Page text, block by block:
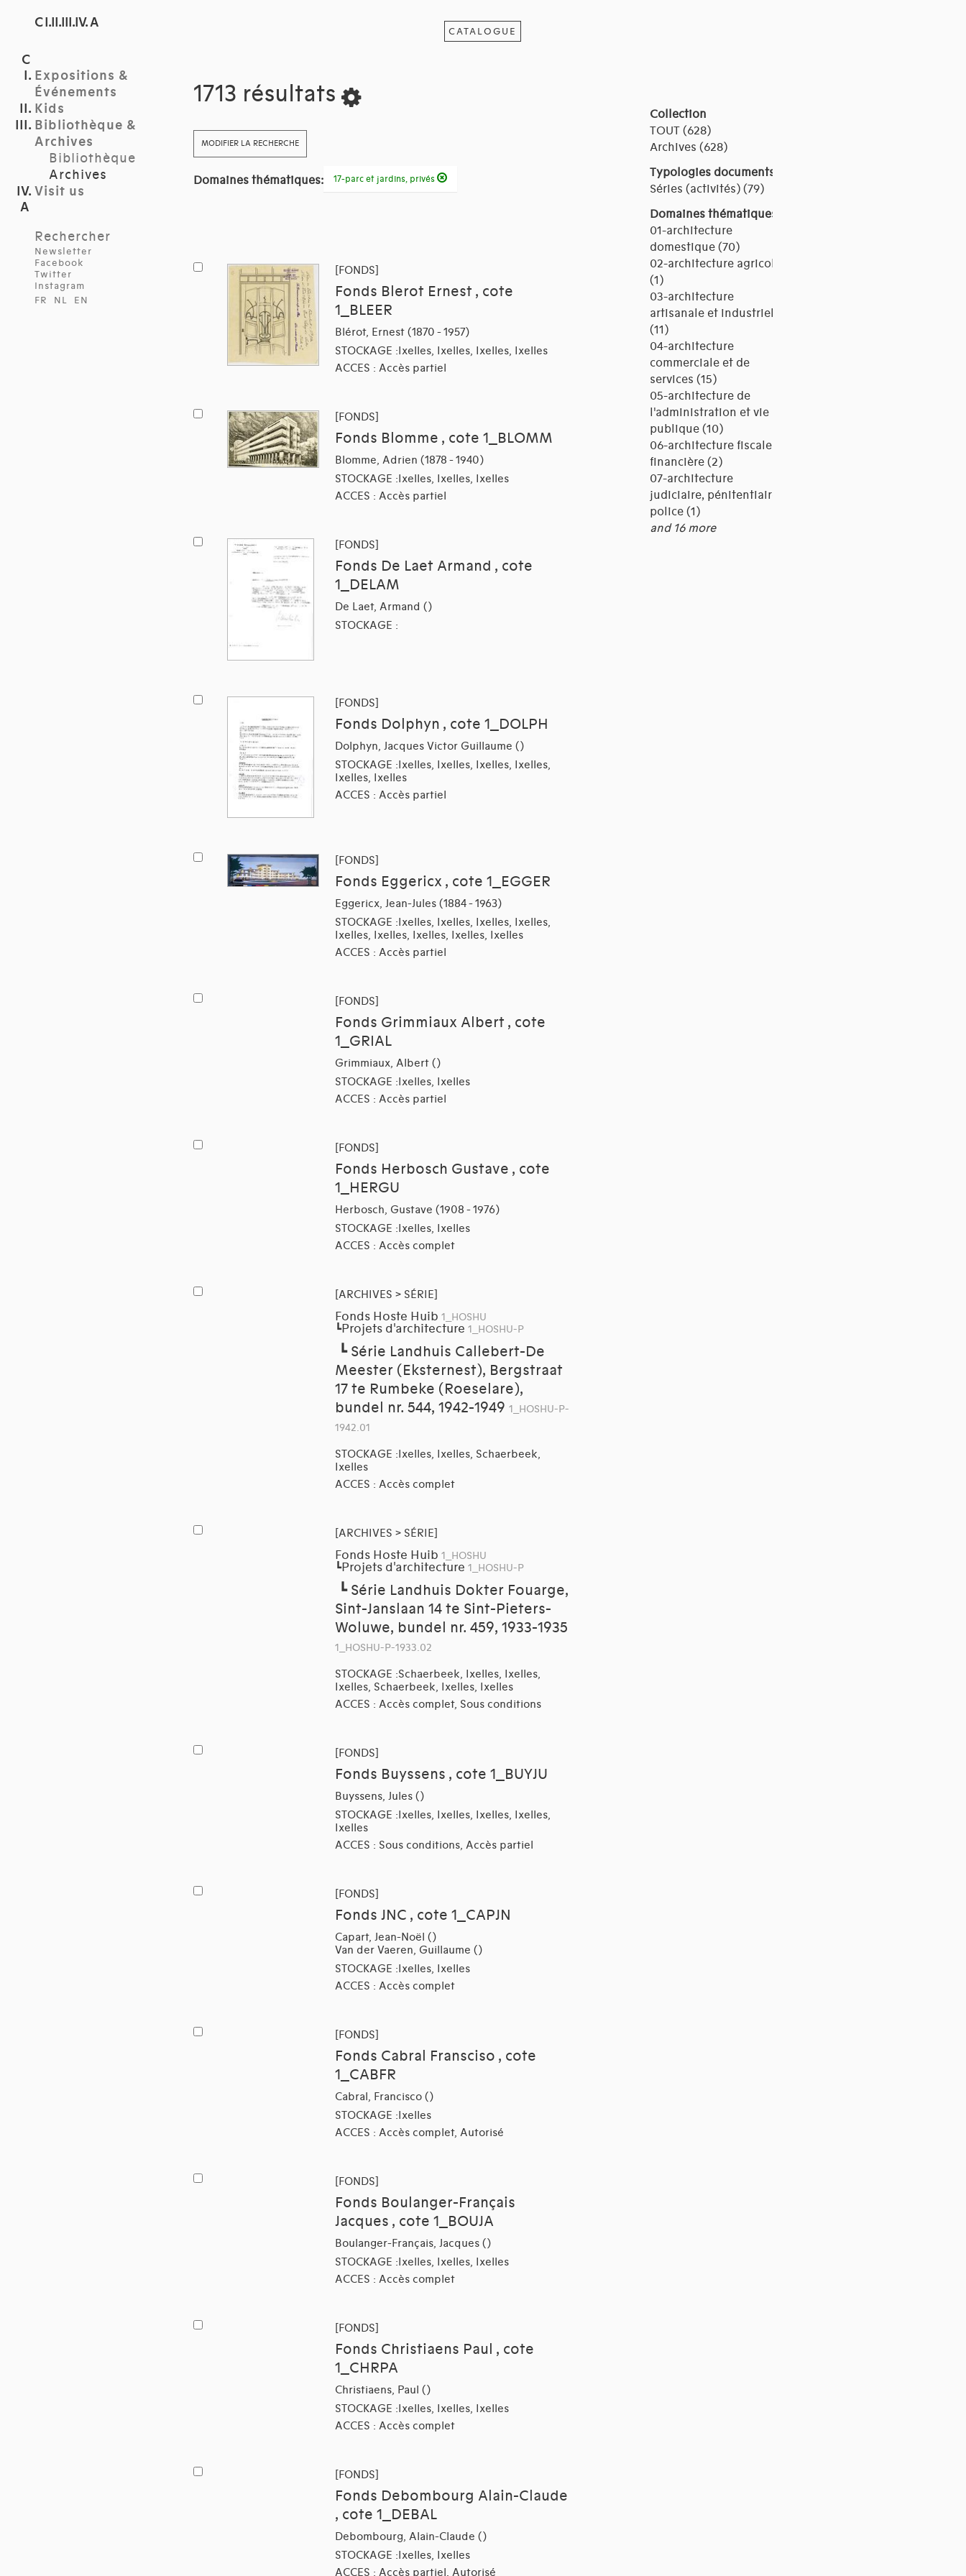
C I.II.III.IV. A
Expositions &
Événements
Kids
Bibliothèque &
Archives
Bibliothèque
Archives
Visit us
Rechercher
Newsletter
Facebook
Twitter
Instagram
FR
NL EN
CATALOGUE
1713 résultats
MODIFIER LA RECHERCHE
Domaines thématiques: 17-parc et jardins, privés
[FONDS]
Fonds Blerot Ernest , cote
1_BLEER
Blérot, Ernest (1870 - 1957)
STOCKAGE :Ixelles, Ixelles, Ixelles, Ixelles
ACCES : Accès partiel
[FONDS]
Fonds Blomme , cote 1_BLOMM
Blomme, Adrien (1878 - 1940)
STOCKAGE :Ixelles, Ixelles, Ixelles
ACCES : Accès partiel
[FONDS]
Fonds De Laet Armand , cote
1_DELAM
De Laet, Armand ()
STOCKAGE :
[FONDS]
Fonds Dolphyn , cote 1_DOLPH
Dolphyn, Jacques Victor Guillaume ()
STOCKAGE :Ixelles, Ixelles, Ixelles, Ixelles,
Ixelles, Ixelles
ACCES : Accès partiel
[FONDS]
Fonds Eggericx , cote 1_EGGER
Eggericx, Jean-Jules (1884 - 1963)
STOCKAGE :Ixelles, Ixelles, Ixelles, Ixelles,
Ixelles, Ixelles, Ixelles, Ixelles, Ixelles
ACCES : Accès partiel
[FONDS]
Fonds Grimmiaux Albert , cote
1_GRIAL
Grimmiaux, Albert ()
STOCKAGE :Ixelles, Ixelles
ACCES : Accès partiel
[FONDS]
Fonds Herbosch Gustave , cote
1_HERGU
Herbosch, Gustave (1908 - 1976)
STOCKAGE :Ixelles, Ixelles
ACCES : Accès complet
[ARCHIVES > SÉRIE]
Fonds Hoste Huib 1_HOSHU
┗Projets d'architecture 1_HOSHU-P
┗ Série Landhuis Callebert-De
Meester (Eksternest), Bergstraat
17 te Rumbeke (Roeselare),
bundel nr. 544, 1942-1949 1_HOSHU-P-
1942.01
STOCKAGE :Ixelles, Ixelles, Schaerbeek,
Ixelles
ACCES : Accès complet
[ARCHIVES > SÉRIE]
Fonds Hoste Huib 1_HOSHU
┗Projets d'architecture 1_HOSHU-P
┗ Série Landhuis Dokter Fouarge,
Sint-Janslaan 14 te Sint-Pieters-
Woluwe, bundel nr. 459, 1933-1935
1_HOSHU-P-1933.02
STOCKAGE :Schaerbeek, Ixelles, Ixelles,
Ixelles, Schaerbeek, Ixelles, Ixelles
ACCES : Accès complet, Sous conditions
[FONDS]
Fonds Buyssens , cote 1_BUYJU
Buyssens, Jules ()
STOCKAGE :Ixelles, Ixelles, Ixelles, Ixelles,
Ixelles
ACCES : Sous conditions, Accès partiel
[FONDS]
Fonds JNC , cote 1_CAPJN
Capart, Jean-Noël ()
Van der Vaeren, Guillaume ()
STOCKAGE :Ixelles, Ixelles
ACCES : Accès complet
[FONDS]
Fonds Cabral Fransciso , cote
1_CABFR
Cabral, Francisco ()
STOCKAGE :Ixelles
ACCES : Accès complet, Autorisé
[FONDS]
Fonds Boulanger-Français
Jacques , cote 1_BOUJA
Boulanger-Français, Jacques ()
STOCKAGE :Ixelles, Ixelles, Ixelles
ACCES : Accès complet
[FONDS]
Fonds Christiaens Paul , cote
1_CHRPA
Christiaens, Paul ()
STOCKAGE :Ixelles, Ixelles, Ixelles
ACCES : Accès complet
[FONDS]
Fonds Debombourg Alain-Claude
, cote 1_DEBAL
Debombourg, Alain-Claude ()
STOCKAGE :Ixelles, Ixelles
ACCES : Accès partiel, Autorisé
Collection
TOUT (628)
Archives (628)
Typologies documents
Séries (activités) (79)
Domaines thématiques
01-architecture
domestique (70)
02-architecture agricole
(1)
03-architecture
artisanale et industrielle
(11)
04-architecture
commerciale et de
services (15)
05-architecture de
l'administration et vie
publique (10)
06-architecture fiscale et
financière (2)
07-architecture
judiciaire, pénitentiaire,
police (1)
and 16 more